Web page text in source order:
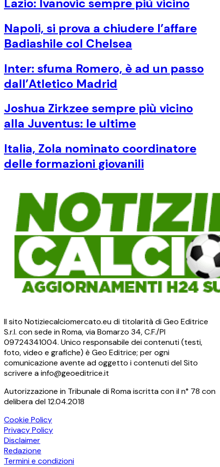
Napoli, si prova a chiudere l’affare
Badiashile col Chelsea
Inter: sfuma Romero, è ad un passo
dall’Atletico Madrid
Joshua Zirkzee sempre più vicino
alla Juventus: le ultime
Italia, Zola nominato coordinatore
delle formazioni giovanili
Il sito Notiziecalciomercato.eu di titolarità di Geo Editrice
S.r.l. con sede in Roma, via Bomarzo 34, C.F./PI
09724341004. Unico responsabile dei contenuti (testi,
foto, video e grafiche) è Geo Editrice; per ogni
comunicazione avente ad oggetto i contenuti del Sito
scrivere a info@geoeditrice.it
Autorizzazione in Tribunale di Roma iscritta con il n° 78 con
delibera del 12.04.2018
Cookie Policy
Privacy Policy
Disclaimer
Redazione
Termini e condizioni